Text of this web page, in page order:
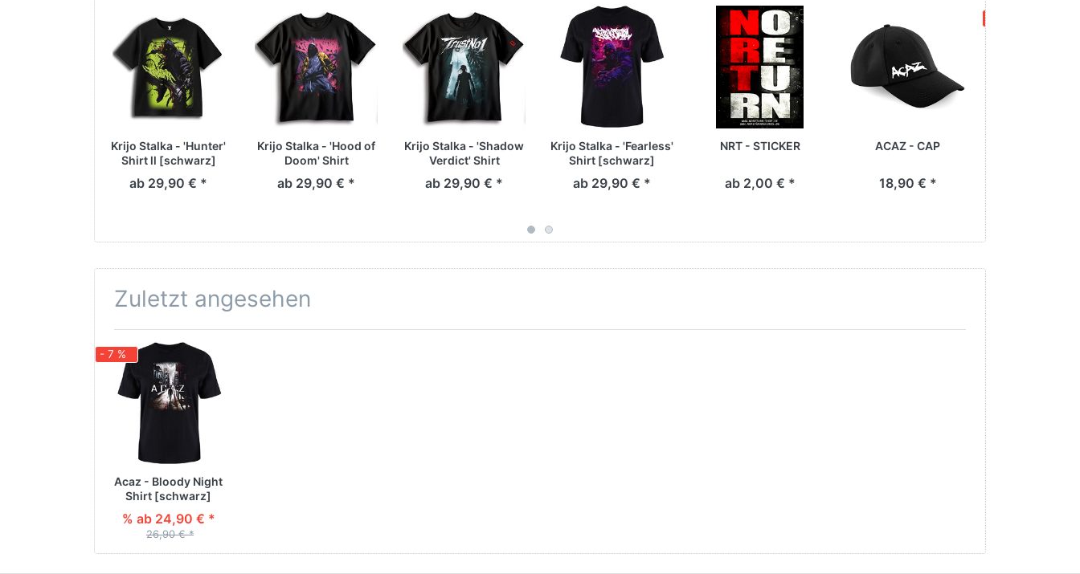
Krijo Stalka - 'Hunter'
Shirt ll [schwarz]
ab 29,90 € *
Krijo Stalka - 'Hood of
Doom' Shirt
ab 29,90 € *
Krijo Stalka - 'Shadow
Verdict' Shirt
ab 29,90 € *
Krijo Stalka - 'Fearless'
Shirt [schwarz]
ab 29,90 € *
NRT - STICKER
ab 2,00 € *
ACAZ - CAP
18,90 € *
Zuletzt angesehen
- 7 %
Acaz - Bloody Night
Shirt [schwarz]
% ab 24,90 € *
26,90 € *